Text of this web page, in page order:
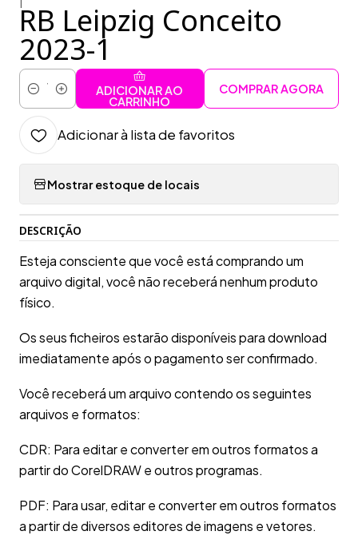
RB Leipzig Conceito
2023-1
Quantidade
ADICIONAR AO
CARRINHO
COMPRAR AGORA
Adicionar à lista de favoritos
Mostrar estoque de locais
DESCRIÇÃO
Esteja consciente que você está comprando um
arquivo digital, você não receberá nenhum produto
físico.
Os seus ficheiros estarão disponíveis para download
imediatamente após o pagamento ser confirmado.
Você receberá um arquivo contendo os seguintes
arquivos e formatos:
CDR: Para editar e converter em outros formatos a
partir do CorelDRAW e outros programas.
PDF: Para usar, editar e converter em outros formatos
a partir de diversos editores de imagens e vetores.